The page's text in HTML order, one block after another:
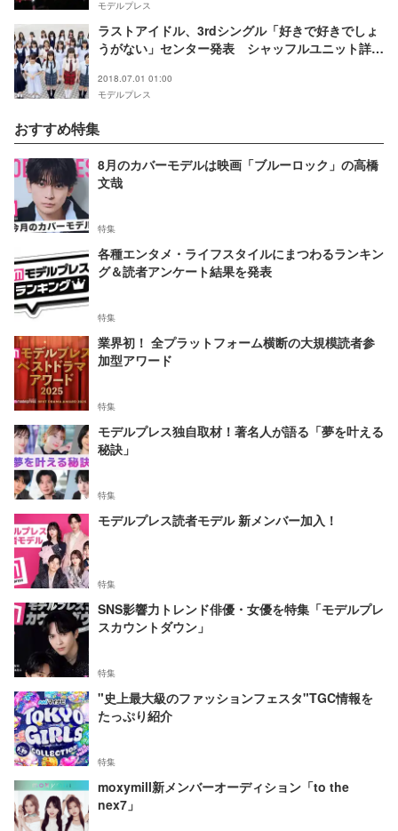
モデルプレス
ラストアイドル、3rdシングル「好きで好きでしょ
うがない」センター発表 シャッフルユニット詳細
2018.07.01 01:00
モデルプレス
おすすめ特集
8月のカバーモデルは映画「ブルーロック」の高橋
文哉
特集
各種エンタメ・ライフスタイルにまつわるランキン
グ＆読者アンケート結果を発表
特集
業界初！ 全プラットフォーム横断の大規模読者参
加型アワード
特集
モデルプレス独自取材！著名人が語る「夢を叶える
秘訣」
特集
モデルプレス読者モデル 新メンバー加入！
特集
SNS影響力トレンド俳優・女優を特集「モデルプレ
スカウントダウン」
特集
"史上最大級のファッションフェスタ"TGC情報を
たっぷり紹介
特集
moxymill新メンバーオーディション「to the
nex7」